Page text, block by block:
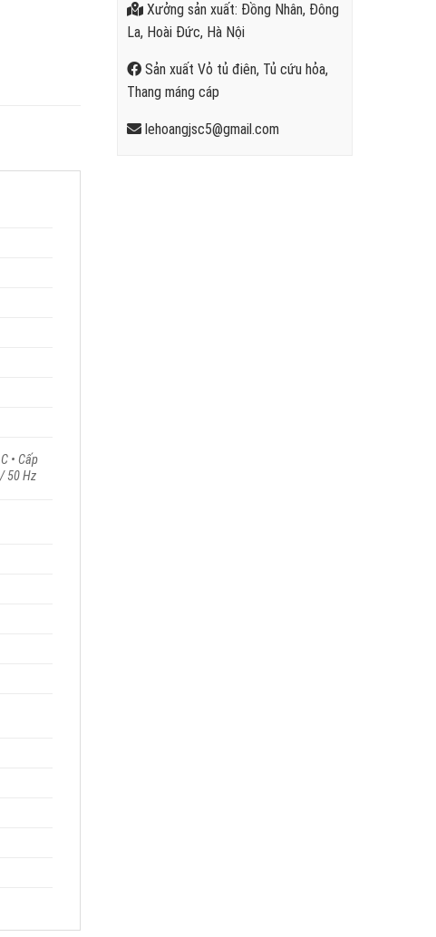
Xưởng sản xuất: Đồng Nhân, Đông
La, Hoài Đức, Hà Nội
Sản xuất Vỏ tủ điên, Tủ cứu hỏa,
Thang máng cáp
lehoangjsc5@gmail.com
• Cấp
50 Hz